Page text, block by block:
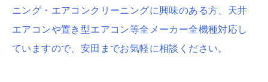
ニング・エアコンクリーニングに興味のある方、天井
エアコンや置き型エアコン等全メーカー全機種対応し
ていますので、安田までお気軽に相談ください。